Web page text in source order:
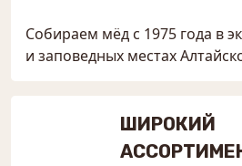
Собираем мёд с 1975 года в
и заповедных местах
ШИРОКИЙ